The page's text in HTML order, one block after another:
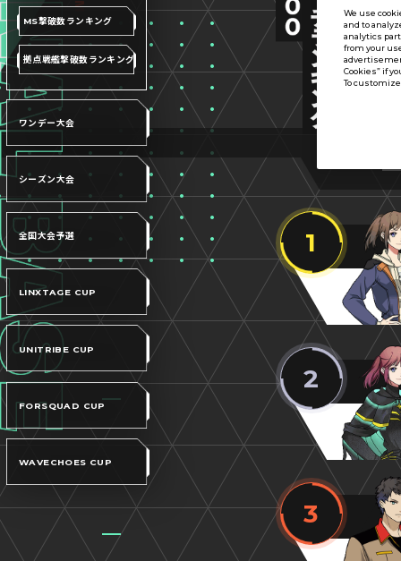
1
2
3
MS撃破数ランキング
拠点戦艦撃破数ランキング
ワンデー大会
シーズン大会
全国大会予選
LINXTAGE CUP
UNITRIBE CUP
FORSQUAD CUP
WAVECHOES CUP
We use
and to
analytics
from your
Cookies” if
To